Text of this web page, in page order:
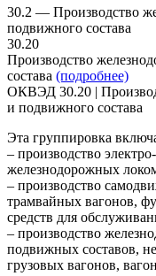
30.2 — Производство
подвижного состава
30.20
Производство
состава (подробнее)
ОКВЭД 30.20 |
и подвижного состава
Эта группировка
– производство
железнодорожных
– производство
трамвайных вагонов,
средств для
– производство
подвижных составов,
грузовых вагонов,